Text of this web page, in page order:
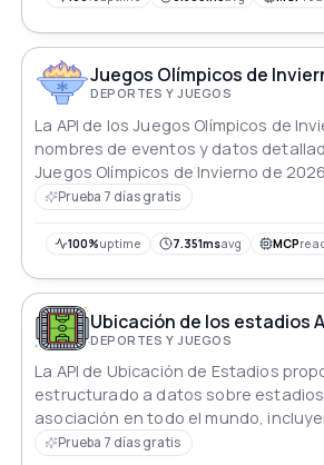
Juegos Olímpicos de
DEPORTES Y JUEGOS
La API de los Juegos Olímpicos de
nombres de eventos y datos
Juegos Olímpicos de Invierno de
Cortina, divididos en puntos finales
Prueba 7 días gratis
100%uptime 7.351msavg MCP
Ubicación de los estadios
DEPORTES Y JUEGOS
La API de Ubicación de Estadios
estructurado a datos sobre
asociación en todo el mundo,
capacidad, ubicación y detalles.
Prueba 7 días gratis